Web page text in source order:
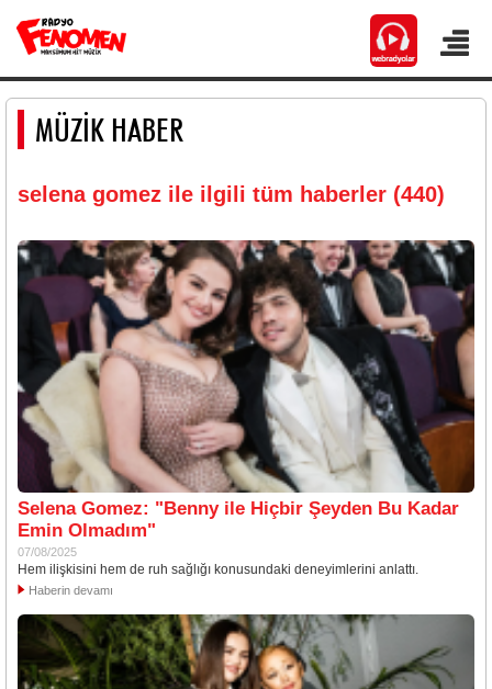
MÜZİK HABER
selena gomez ile ilgili tüm haberler (440)
Selena Gomez: "Benny ile Hiçbir Şeyden Bu Kadar
Emin Olmadım"
07/08/2025
Hem ilişkisini hem de ruh sağlığı konusundaki deneyimlerini anlattı.
Haberin devamı